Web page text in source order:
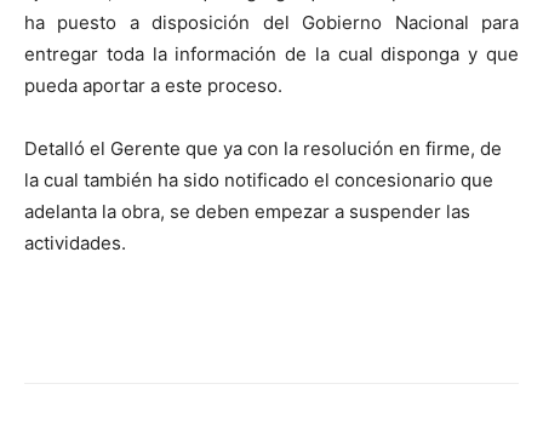
ha puesto a disposición del Gobierno Nacional para
entregar toda la información de la cual disponga y que
pueda aportar a este proceso.
Detalló el Gerente que ya con la resolución en firme, de
la cual también ha sido notificado el concesionario que
adelanta la obra, se deben empezar a suspender las
actividades.